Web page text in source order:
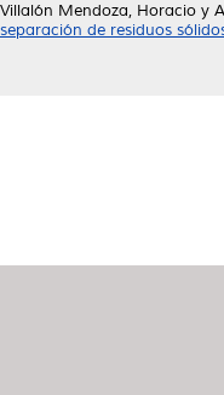
Villalón Mendoza, Horacio y
separación de residuos